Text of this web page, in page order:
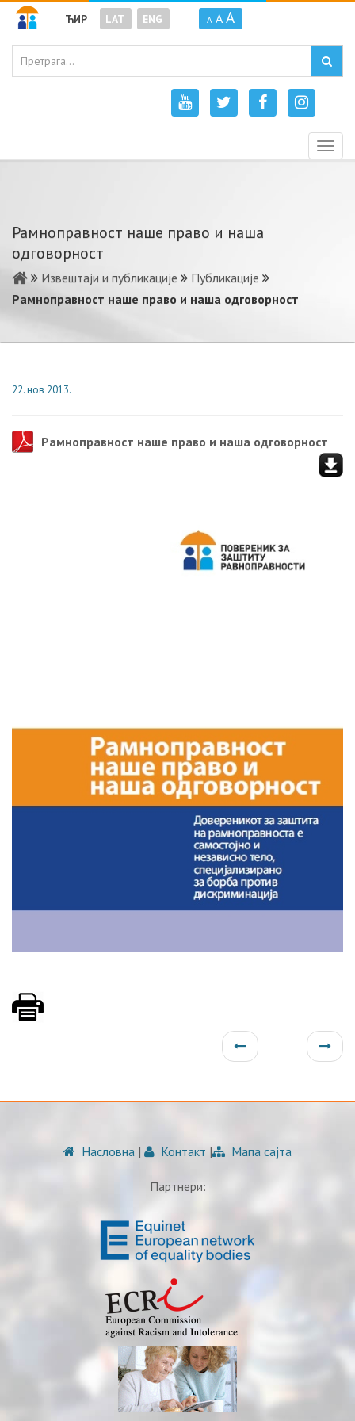
ЋИР LAT ENG A A A
Рамноправност наше право и наша
одговорност
Извештаји и публикације
Публикације
Рамноправност наше право и наша одговорност
22. нов 2013.
Рамноправност наше право и наша одговорност
Насловна | Контакт | Мапа сајта
Партнери: